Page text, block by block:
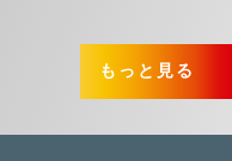
もっと見る